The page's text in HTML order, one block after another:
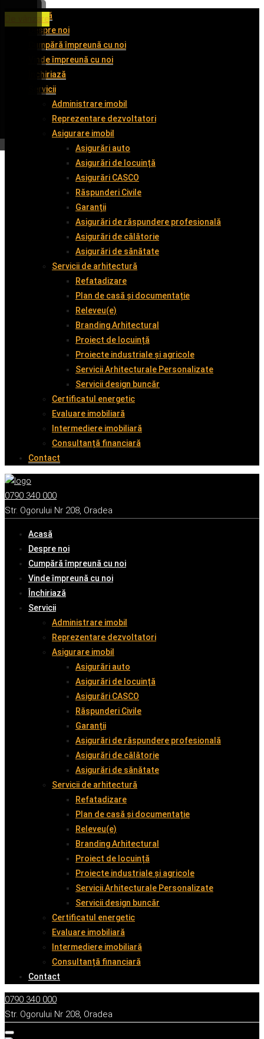
Acasă
Despre noi
Cumpără împreună cu noi
Vinde împreună cu noi
Închiriază
Servicii
Administrare imobil
Reprezentare dezvoltatori
Asigurare imobil
Asigurări auto
Asigurări de locuință
Asigurări CASCO
Răspunderi Civile
Garanții
Asigurări de răspundere profesională
Asigurări de călătorie
Asigurări de sănătate
Servicii de arhitectură
Refatadizare
Plan de casă și documentație
Releveu(e)
Branding Arhitectural
Proiect de locuință
Proiecte industriale și agricole
Servicii Arhitecturale Personalizate
Servicii design buncăr
Certificatul energetic
Evaluare imobiliară
Intermediere imobiliară
Consultanță financiară
Contact
0790 340 000
Str. Ogorului Nr 208, Oradea
Acasă
Despre noi
Cumpără împreună cu noi
Vinde împreună cu noi
Închiriază
Servicii
Administrare imobil
Reprezentare dezvoltatori
Asigurare imobil
Asigurări auto
Asigurări de locuință
Asigurări CASCO
Răspunderi Civile
Garanții
Asigurări de răspundere profesională
Asigurări de călătorie
Asigurări de sănătate
Servicii de arhitectură
Refatadizare
Plan de casă și documentație
Releveu(e)
Branding Arhitectural
Proiect de locuință
Proiecte industriale și agricole
Servicii Arhitecturale Personalizate
Servicii design buncăr
Certificatul energetic
Evaluare imobiliară
Intermediere imobiliară
Consultanță financiară
Contact
0790 340 000
Str. Ogorului Nr 208, Oradea
De închiriat
De închiriat
De închiriat
De vânzare